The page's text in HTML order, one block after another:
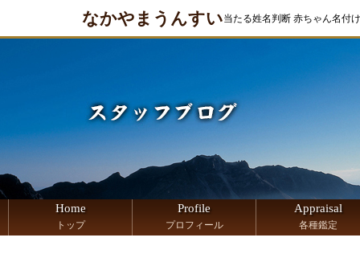
なかやまうんすい当たる姓名判断 赤ちゃん名付
Home
トップ
Profile
プロフィール
Appraisal
各種鑑定